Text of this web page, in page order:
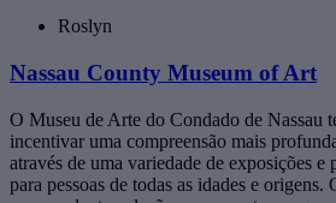
Roslyn
Nassau County Museum of Art
O Museu de Arte do Condado de Nassau
incentivar uma compreensão mais
através de uma variedade de exposições e
para pessoas de todas as idades e origens.